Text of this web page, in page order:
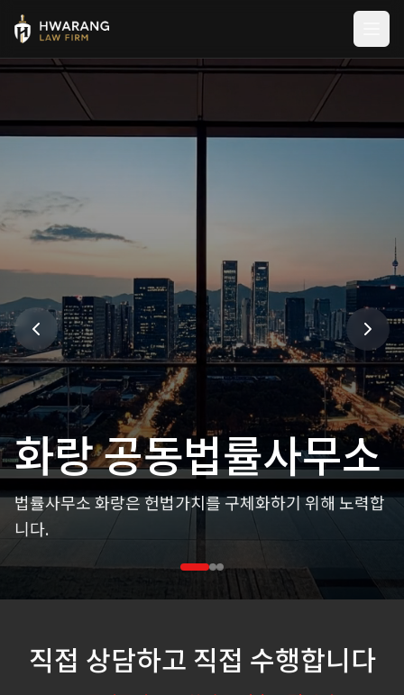
메
화랑 법률사무소
대표변호사
이지훈
인생에서 가장 힘든 순간에 함께 하겠습니다. 고객의 권
리를 최우선으로 생각하며, 직접 상담부터 사건 종결까
지 책임지고 수행합니다.
직접 상담하고 직접 수행합니다